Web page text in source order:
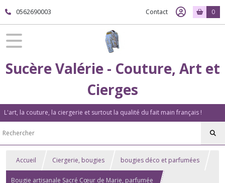
0562690003 Contact 0
Sucère Valérie - Couture, Art et
Cierges
L'art, la couture, la ciergerie et surtout la qualité du fait main français !
Accueil Ciergerie, bougies bougies déco et parfumées
Bougie artisanale Sacré Cœur de Marie, parfumée